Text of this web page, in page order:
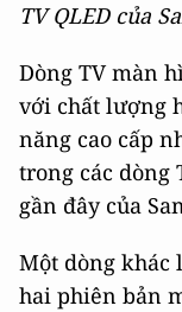
TV QLED của
Dòng TV màn
với chất lượng
năng cao cấp
trong các dòng
gần đây của
Một dòng khác
hai phiên bản